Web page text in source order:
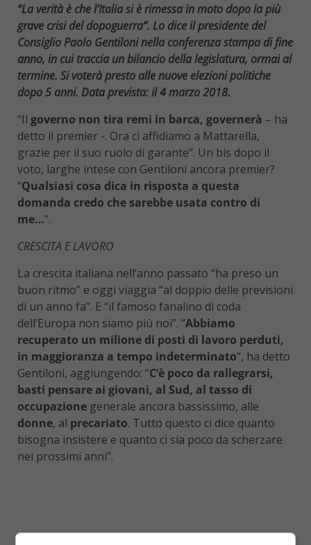
“La verità è che l’Italia si è rimessa in moto dopo la più
grave crisi del dopoguerra”. Lo dice il presidente del
Consiglio Paolo Gentiloni nella conferenza stampa di fine
anno, in cui traccia un bilancio della legislatura, ormai al
termine. Si voterà presto alle nuove elezioni politiche
dopo 5 anni. Data prevista: il 4 marzo 2018.
“Il governo non tira remi in barca, governerà – ha
detto il premier -. Ora ci affidiamo a Mattarella,
grazie per il suo ruolo di garante”. Un bis dopo il
voto, larghe intese con Gentiloni ancora premier?
“Qualsiasi cosa dica in risposta a questa
domanda credo che sarebbe usata contro di
me…“.
CRESCITA E LAVORO
La crescita italiana nell’anno passato “ha preso un
buon ritmo” e oggi viaggia “al doppio delle previsioni
di un anno fa”. E “il famoso fanalino di coda
dell’Europa non siamo più noi”. “Abbiamo
recuperato un milione di posti di lavoro perduti,
in maggioranza a tempo indeterminato“, ha detto
Gentiloni, aggiungendo: “C’è poco da rallegrarsi,
basti pensare ai giovani, al Sud, al tasso di
occupazione generale ancora bassissimo, alle
donne, al precariato. Tutto questo ci dice quanto
bisogna insistere e quanto ci sia poco da scherzare
nei prossimi anni”.